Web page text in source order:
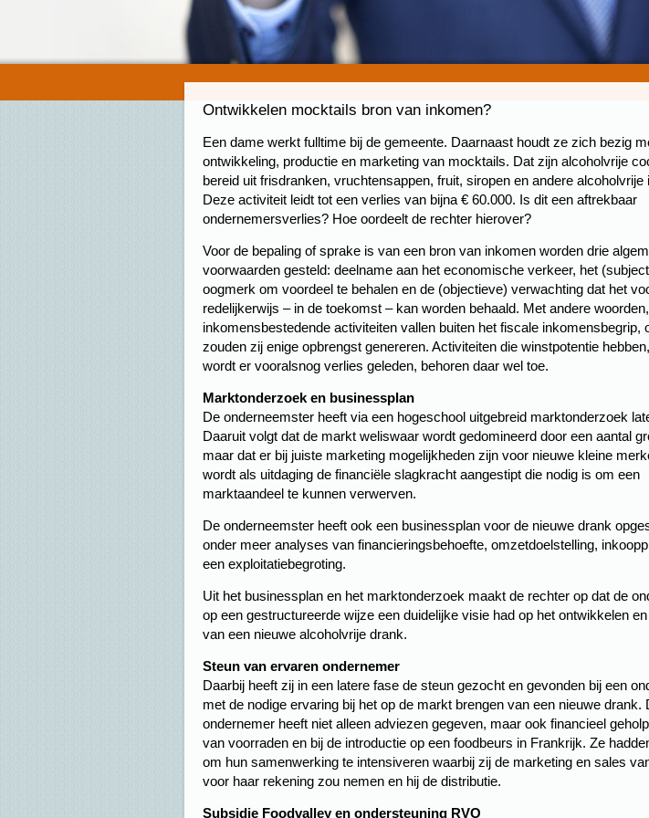
Ontwikkelen mocktails bron van inkomen?
Een dame werkt fulltime bij de gemeente. Daarnaast houdt ze zich bezig
ontwikkeling, productie en marketing van mocktails. Dat zijn alcoholvrije
bereid uit frisdranken, vruchtensappen, fruit, siropen en andere alcoholvrije
Deze activiteit leidt tot een verlies van bijna € 60.000. Is dit een aftrekbaar
ondernemersverlies? Hoe oordeelt de rechter hierover?
Voor de bepaling of sprake is van een bron van inkomen worden drie
voorwaarden gesteld: deelname aan het economische verkeer, het
oogmerk om voordeel te behalen en de (objectieve) verwachting dat het
redelijkerwijs – in de toekomst – kan worden behaald. Met andere woorden,
inkomensbestedende activiteiten vallen buiten het fiscale inkomensbegrip,
zouden zij enige opbrengst genereren. Activiteiten die winstpotentie
wordt er vooralsnog verlies geleden, behoren daar wel toe.
Marktonderzoek en businessplan
De onderneemster heeft via een hogeschool uitgebreid marktonderzoek
Daaruit volgt dat de markt weliswaar wordt gedomineerd door een aantal
maar dat er bij juiste marketing mogelijkheden zijn voor nieuwe kleine
wordt als uitdaging de financiële slagkracht aangestipt die nodig is om een
marktaandeel te kunnen verwerven.
De onderneemster heeft ook een businessplan voor de nieuwe drank
onder meer analyses van financieringsbehoefte, omzetdoelstelling,
een exploitatiebegroting.
Uit het businessplan en het marktonderzoek maakt de rechter op dat de
op een gestructureerde wijze een duidelijke visie had op het ontwikkelen
van een nieuwe alcoholvrije drank.
Steun van ervaren ondernemer
Daarbij heeft zij in een latere fase de steun gezocht en gevonden bij een
met de nodige ervaring bij het op de markt brengen van een nieuwe drank.
ondernemer heeft niet alleen adviezen gegeven, maar ook financieel
van voorraden en bij de introductie op een foodbeurs in Frankrijk. Ze
om hun samenwerking te intensiveren waarbij zij de marketing en sales
voor haar rekening zou nemen en hij de distributie.
Subsidie Foodvalley en ondersteuning RVO